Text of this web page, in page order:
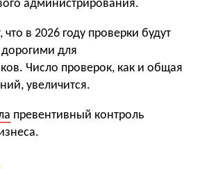
администрирования.
в 2026 году проверки будут
для
Число проверок, как и общая
увеличится.
превентивный контроль